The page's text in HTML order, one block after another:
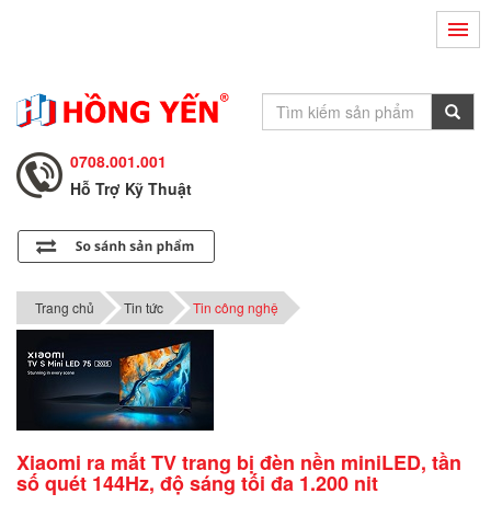
0708.002.002
Tư Vấn Bán Hàng
Hỗ Trợ Kỹ Thuật
0708.002.002
0708.001.001
Trang chủ Tin tức Tin công nghệ
Xiaomi ra mắt TV trang bị đèn nền miniLED, tần
số quét 144Hz, độ sáng tối đa 1.200 nit